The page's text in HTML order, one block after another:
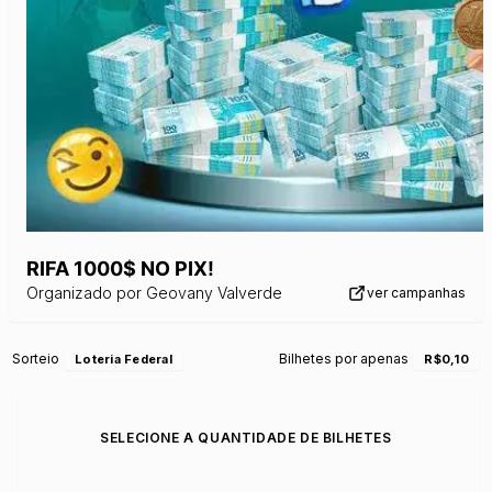
RIFA 1000$ NO PIX!
Organizado por Geovany Valverde ver campanhas
Sorteio Loteria Federal Bilhetes por apenas R$0,10
SELECIONE A QUANTIDADE DE BILHETES